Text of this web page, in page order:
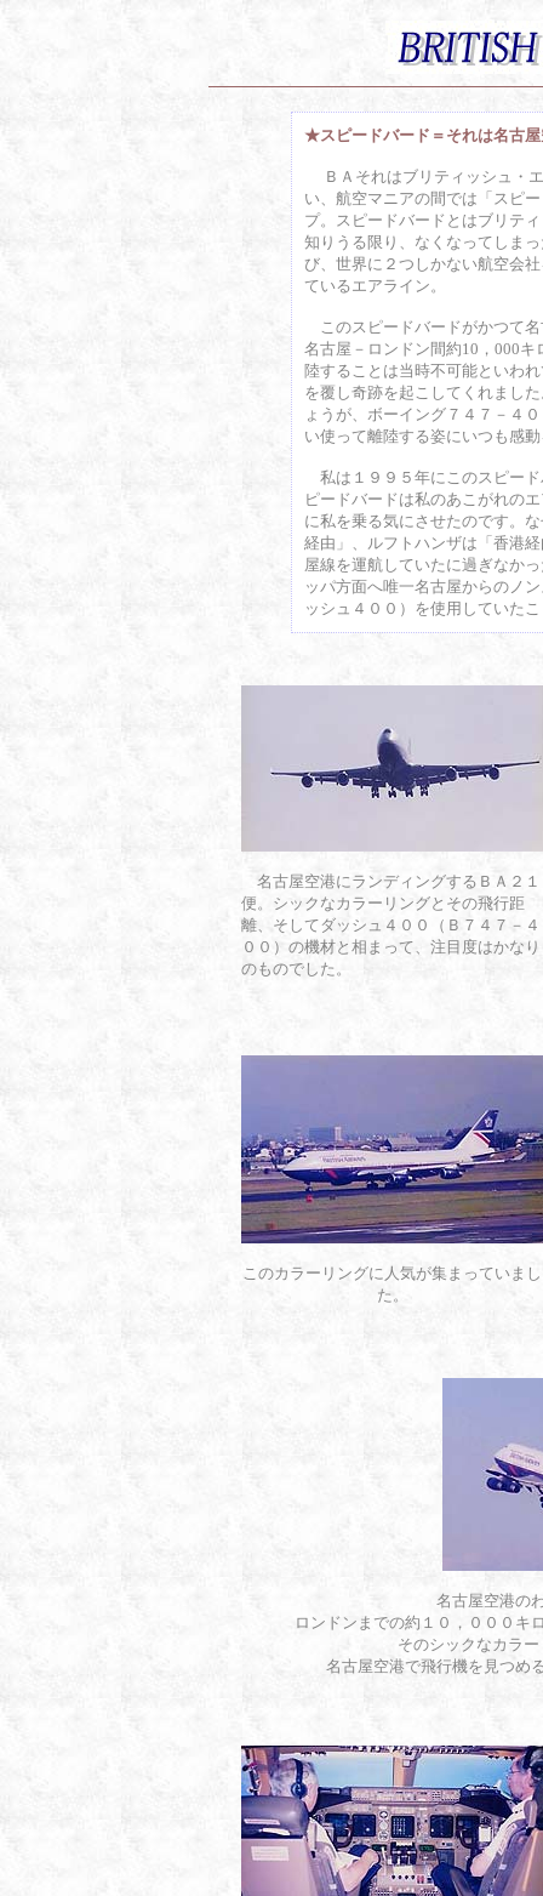
★スピードバード＝それは名古
ＢＡそれはブリティッシュ・
い、航空マニアの間では「スピ
プ。スピードバードとはブリテ
知りうる限り、なくなってしま
び、世界に２つしかない航空会
ているエアライン。
このスピードバードがかつて
名古屋－ロンドン間約10，000
陸することは当時不可能といわ
を覆し奇跡を起こしてくれまし
ょうが、ボーイング７４７－４
い使って離陸する姿にいつも感
私は１９９５年にこのスピー
ピードバードは私のあこがれの
に私を乗る気にさせたのです。
経由」、ルフトハンザは「香港
屋線を運航していたに過ぎなか
ッパ方面へ唯一名古屋からのノ
ッシュ４００）を使用していた
名古屋空港にランディングするＢＡ２１
便。シックなカラーリングとその飛行距
離、そしてダッシュ４００（Ｂ７４７－４
００）の機材と相まって、注目度はかなり
のものでした。
このカラーリングに人気が集まっていまし
た。
名古屋空港の
ロンドンまでの約１０，０００キ
そのシックなカラ
名古屋空港で飛行機を見つめ